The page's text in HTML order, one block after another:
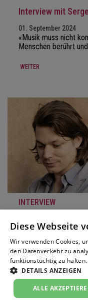
Interview mit
01. September 2024
«Musik muss nicht
Menschen berührt
WEITER
INTERVIEW
Interview mit David
02. August 2024
«Vielleicht mache
zufrieden bin. Ich
Diese Webseite
Wir verwenden Cookies,
den Datenverkehr zu
funktionstüchtig zu halten.
DETAILS ANZEIGEN
ALLE